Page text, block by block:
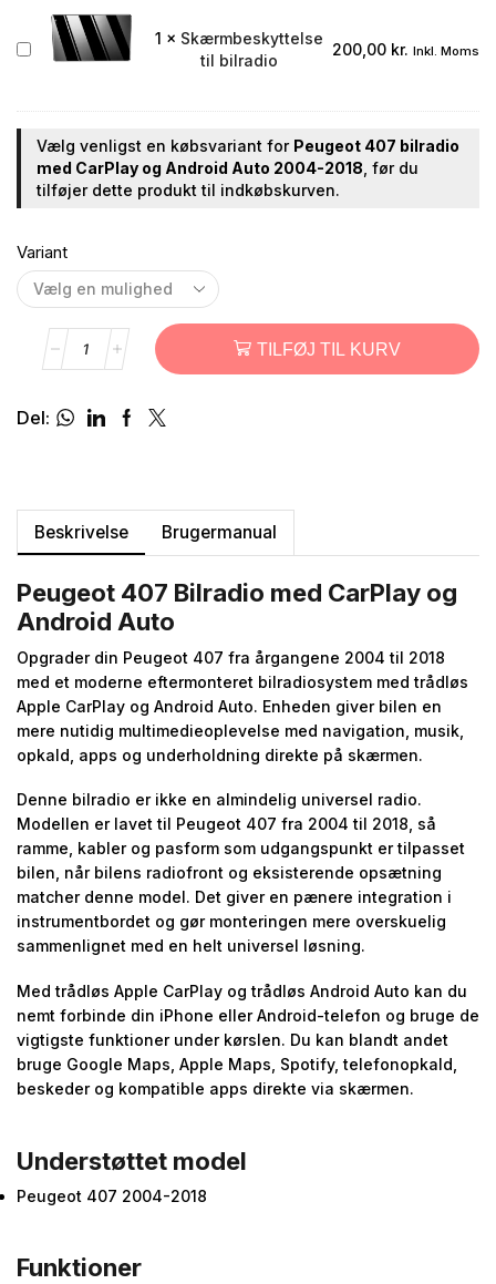
Skærmbeskyttelse
1 × Skærmbeskyttelse
til bilradio
200,00 kr. Inkl. Moms
Vælg venligst en købsvariant for Peugeot 407 bilradio
med CarPlay og Android Auto 2004-2018 , før du
tilføjer dette produkt til indkøbskurven.
Variant
TILFØJ TIL KURV
Del:
Beskrivelse Brugermanual
Peugeot 407 Bilradio med CarPlay og
Android Auto
Opgrader din Peugeot 407 fra årgangene 2004 til 2018
med et moderne eftermonteret bilradiosystem med trådløs
Apple CarPlay og Android Auto. Enheden giver bilen en
mere nutidig multimedieoplevelse med navigation, musik,
opkald, apps og underholdning direkte på skærmen.
Denne bilradio er ikke en almindelig universel radio.
Modellen er lavet til Peugeot 407 fra 2004 til 2018, så
ramme, kabler og pasform som udgangspunkt er tilpasset
bilen, når bilens radiofront og eksisterende opsætning
matcher denne model. Det giver en pænere integration i
instrumentbordet og gør monteringen mere overskuelig
sammenlignet med en helt universel løsning.
Med trådløs Apple CarPlay og trådløs Android Auto kan du
nemt forbinde din iPhone eller Android-telefon og bruge de
vigtigste funktioner under kørslen. Du kan blandt andet
bruge Google Maps, Apple Maps, Spotify, telefonopkald,
beskeder og kompatible apps direkte via skærmen.
Understøttet model
Peugeot 407 2004-2018
Funktioner